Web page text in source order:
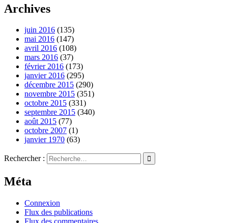
Archives
juin 2016 (135)
mai 2016 (147)
avril 2016 (108)
mars 2016 (37)
février 2016 (173)
janvier 2016 (295)
décembre 2015 (290)
novembre 2015 (351)
octobre 2015 (331)
septembre 2015 (340)
août 2015 (77)
octobre 2007 (1)
janvier 1970 (63)
Rechercher :
Méta
Connexion
Flux des publications